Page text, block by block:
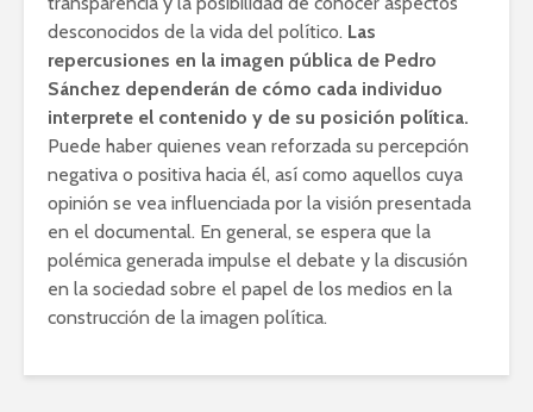
desconocidos de la vida del político. Las
repercusiones en la imagen pública de Pedro
Sánchez dependerán de cómo cada individuo
interprete el contenido y de su posición política.
Puede haber quienes vean reforzada su percepción
negativa o positiva hacia él, así como aquellos cuya
opinión se vea influenciada por la visión presentada
en el documental. En general, se espera que la
polémica generada impulse el debate y la discusión
en la sociedad sobre el papel de los medios en la
construcción de la imagen política.